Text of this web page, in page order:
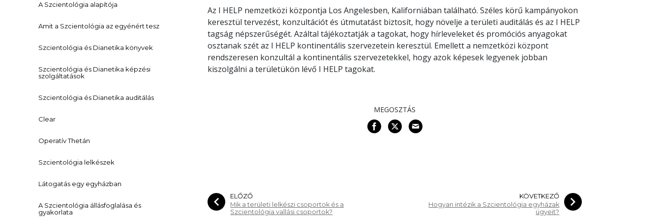
Az I HELP nemzetközi központja Los Angelesben, Kaliforniában található. Széles körű kampányokon
keresztül tervezést, konzultációt és útmutatást biztosít, hogy növelje a területi auditálás és az I HELP
tagság népszerűségét. Azáltal tájékoztatják a tagokat, hogy hírleveleket és promóciós anyagokat
osztanak szét az I HELP kontinentális szervezetein keresztül. Emellett a nemzetközi központ
rendszeresen konzultál a kontinentális szervezetekkel, hogy azok képesek legyenek jobban
kiszolgálni a területükön lévő I HELP tagokat.
MEGOSZTÁS
ELŐZŐ
Mik a területi lelkészi csoportok és a
Szcientológia vallási csoportok?
KÖVETKEZŐ
Hogyan intézik a Szcientológia egyházak
ügyeit?
A Szcientológia alapítója
Amit a Szcientológia az egyénért tesz
Szcientológia és Dianetika könyvek
Szcientológia és Dianetika képzési
szolgáltatások
Szcientológia és Dianetika auditálás
Clear
Operatív Thetán
Szcientológia lelkészek
Látogatás egy egyházban
A Szcientológia állásfoglalása és
gyakorlata